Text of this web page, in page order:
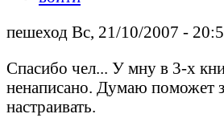
пешеход Вс, 21/10/2007 -
Спасибо чел... У мну в 3-х
ненаписано. Думаю поможет
настраивать.